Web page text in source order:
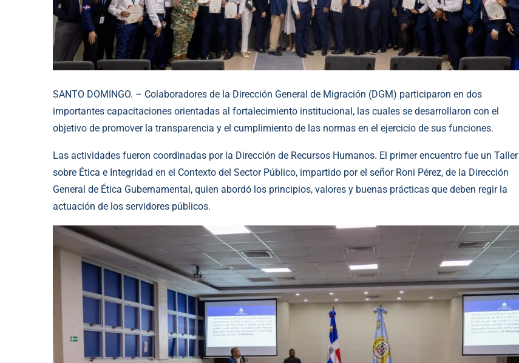
SANTO DOMINGO. – Colaboradores de la Dirección General de Migración (DGM) participaron en dos
importantes capacitaciones orientadas al fortalecimiento institucional, las cuales se desarrollaron con el
objetivo de promover la transparencia y el cumplimiento de las normas en el ejercicio de sus funciones.
Las actividades fueron coordinadas por la Dirección de Recursos Humanos. El primer encuentro fue un Taller
sobre Ética e Integridad en el Contexto del Sector Público, impartido por el señor Roni Pérez, de la Dirección
General de Ética Gubernamental, quien abordó los principios, valores y buenas prácticas que deben regir la
actuación de los servidores públicos.